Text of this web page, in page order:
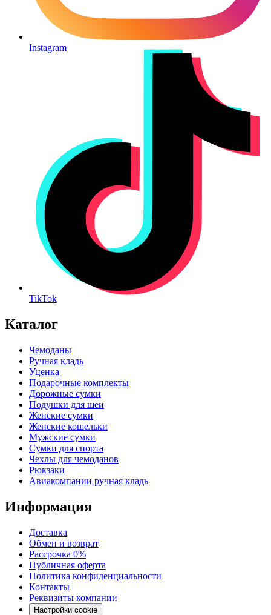
Instagram
TikTok
Каталог
Чемоданы
Ручная кладь
Уценка
Подарочные комплекты
Дорожные сумки
Подушки для шеи
Женские сумки
Женские кошельки
Мужские сумки
Сумки для спорта
Чехлы для чемоданов
Рюкзаки
Авиакомпании ручная кладь
Информация
Доставка
Обмен и возврат
Рассрочка 0%
Публичная оферта
Политика конфиденциальности
Контакты
Реквизиты компании
Настройки cookie